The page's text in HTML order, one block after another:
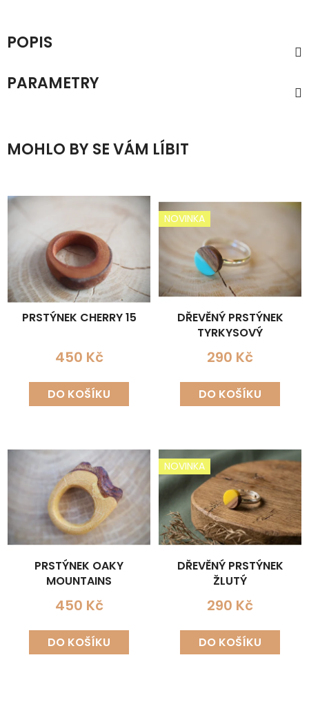
POPIS
PARAMETRY
MOHLO BY SE VÁM LÍBIT
PRSTÝNEK CHERRY 15
450 Kč
DO KOŠÍKU
NOVINKA
DŘEVĚNÝ PRSTÝNEK
TYRKYSOVÝ
290 Kč
DO KOŠÍKU
PRSTÝNEK OAKY
MOUNTAINS
450 Kč
DO KOŠÍKU
NOVINKA
DŘEVĚNÝ PRSTÝNEK
ŽLUTÝ
290 Kč
DO KOŠÍKU